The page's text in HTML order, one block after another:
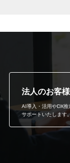
法人のお客
AI導入・活用やDX
サポートいたします